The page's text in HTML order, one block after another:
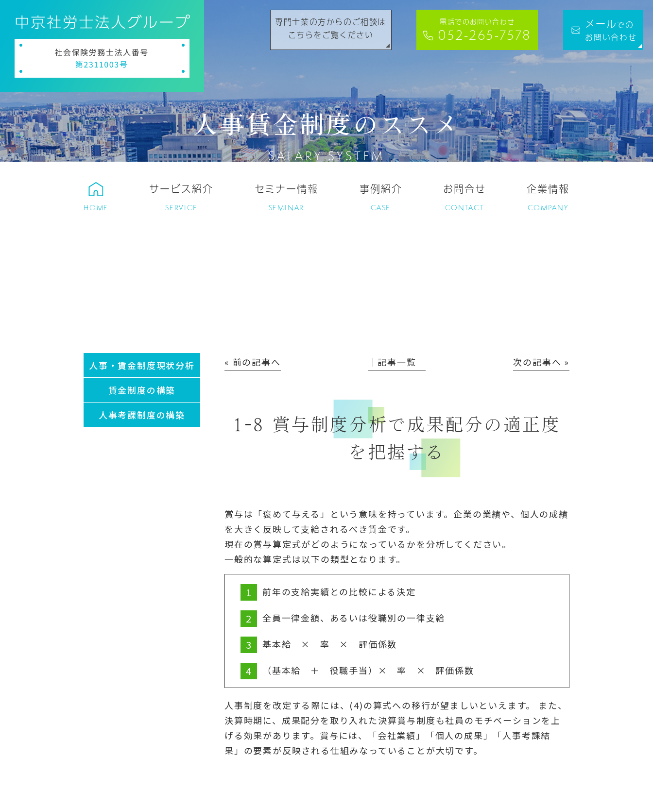
専門士業の方からのご相談は
こちらをご覧ください
電話でのお問い合わせ
052-265-7578
メールでの
お問い合わせ
人事賃金制度のススメ
SALARY SYSTEM
HOME
サービス紹介
SERVICE
セミナー情報
SEMINAR
事例紹介
CASE
お問合せ
CONTACT
企業情報
COMPANY
« 前の記事へ │記事一覧│ 次の記事へ »
1-8 賞与制度分析で成果配分の適正度
を把握する
賞与は「褒めて与える」という意味を持っています。企業の業績や、個人の成績
を大きく反映して支給されるべき賃金です。
現在の賞与算定式がどのようになっているかを分析してください。
一般的な算定式は以下の類型となります。
前年の支給実績との比較による決定
全員一律金額、あるいは役職別の一律支給
基本給 × 率 × 評価係数
（基本給 ＋ 役職手当）× 率 × 評価係数
人事制度を改定する際には、(4)の算式への移行が望ましいといえます。 また、
決算時期に、成果配分を取り入れた決算賞与制度も社員のモチベーションを上
げる効果があります。賞与には、「会社業績」「個人の成果」「人事考課結
果」の要素が反映される仕組みなっていることが大切です。
人事・賃金制度現状分析
賃金制度の構築
人事考課制度の構築